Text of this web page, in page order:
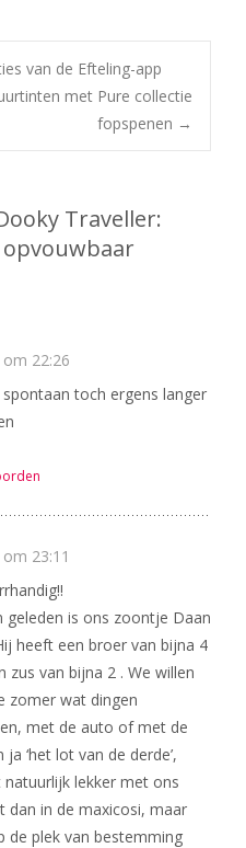
van de Efteling-app
met Pure collectie
fopspenen →
Traveller:
22:26
toch ergens langer
23:11
geleden is ons zoontje Daan
heeft een broer van bijna 4
zus van bijna 2 . We willen
zomer wat dingen
met de auto of met de
‘het lot van de derde’,
natuurlijk lekker met ons
dan in de maxicosi, maar
de plek van bestemming